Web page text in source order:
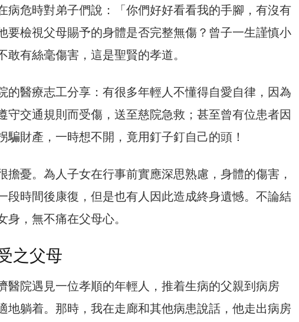
病危時對弟子們說：「你們好好看看我的手腳，有沒有
要檢視父母賜予的身體是否完整無傷？曾子一生謹慎小
敢有絲毫傷害，這是聖賢的孝道。
的醫療志工分享：有很多年輕人不懂得自愛自律，因為
守交通規則而受傷，送至慈院急救；甚至曾有位患者因
騙財產，一時想不開，竟用釘子釘自己的頭！
擔憂。為人子女在行事前實應深思熟慮，身體的傷害，
段時間後康復，但是也有人因此造成終身遺憾。不論結
身，無不痛在父母心。
之父母
醫院遇見一位孝順的年輕人，推着生病的父親到病房
地躺着。那時，我在走廊和其他病患說話，他走出病房